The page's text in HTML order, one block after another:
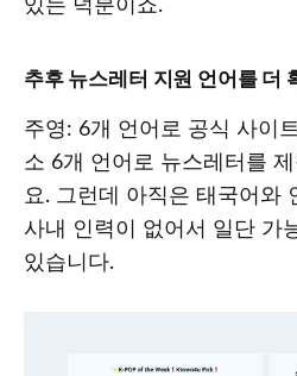
있는 덕분이죠.
추후 뉴스레터 지원 언어를 더
주영: 6개 언어로 공식 사이
소 6개 언어로 뉴스레터를
요. 그런데 아직은 태국어와
사내 인력이 없어서 일단 가
있습니다.